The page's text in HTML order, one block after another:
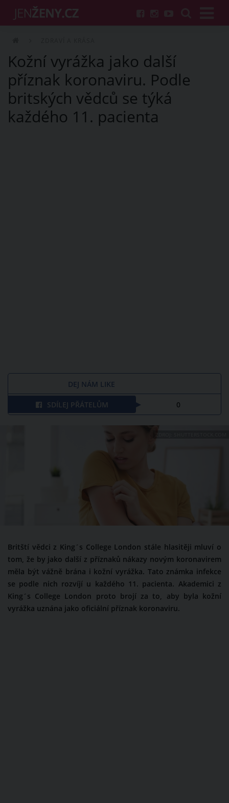
Kožní vyrážka jako další
příznak koronaviru. Podle
britských vědců se týká
každého 11. pacienta
DEJ NÁM LIKE
SDÍLEJ PŘÁTELŮM 0
Britští vědci z King´s College London stále hlasitěji mluví o
tom, že by jako další z příznaků nákazy novým koronavirem
měla být vážně brána i kožní vyrážka. Tato známka infekce
se podle nich rozvíjí u každého 11. pacienta. Akademici z
King´s College London proto brojí za to, aby byla kožní
vyrážka uznána jako oficiální příznak koronaviru.